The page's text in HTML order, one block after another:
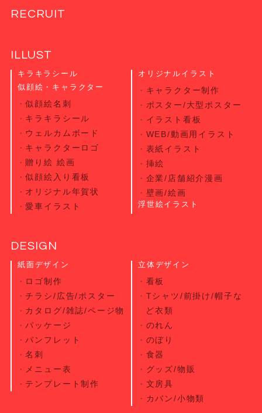
RECRUIT
ILLUST
キラキラシール
似顔絵・キャラクター
似顔絵名刺
キラキラシール
ウェルカムボード
キャラクターロゴ
贈り絵 絵画
似顔絵入り看板
オリジナル年賀状
愛車イラスト
オリジナルイラスト
キャラクター制作
ポスター/大型ポスター
イラスト看板
WEB/動画用イラスト
表紙イラスト
挿絵
企業/店舗紹介漫画
壁画/絵画
浮世絵イラスト
DESIGN
紙面デザイン
ロゴ制作
チラシ/広告/ポスター
カタログ/雑誌/ページ物
パッケージ
パンフレット
名刺
メニュー表
テンプレート制作
立体デザイン
看板
Tシャツ/前掛け/帽子な
ど衣類
のれん
のぼり
食器
グッズ/物販
文房具
カバン/小物類